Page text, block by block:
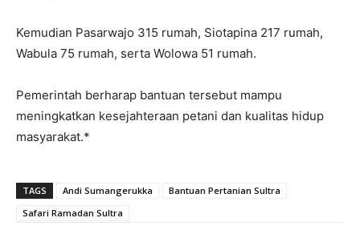
Kemudian Pasarwajo 315 rumah, Siotapina 217 rumah,
Wabula 75 rumah, serta Wolowa 51 rumah.
Pemerintah berharap bantuan tersebut mampu
meningkatkan kesejahteraan petani dan kualitas hidup
masyarakat.*
TAGS Andi Sumangerukka
Bantuan Pertanian Sultra
Safari Ramadan Sultra